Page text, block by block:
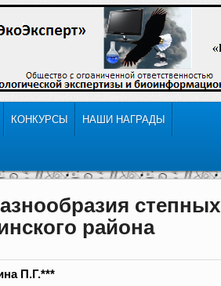
КОНКУРСЫ НАШИ НАГРАДЫ
степных
района
П.Г.***